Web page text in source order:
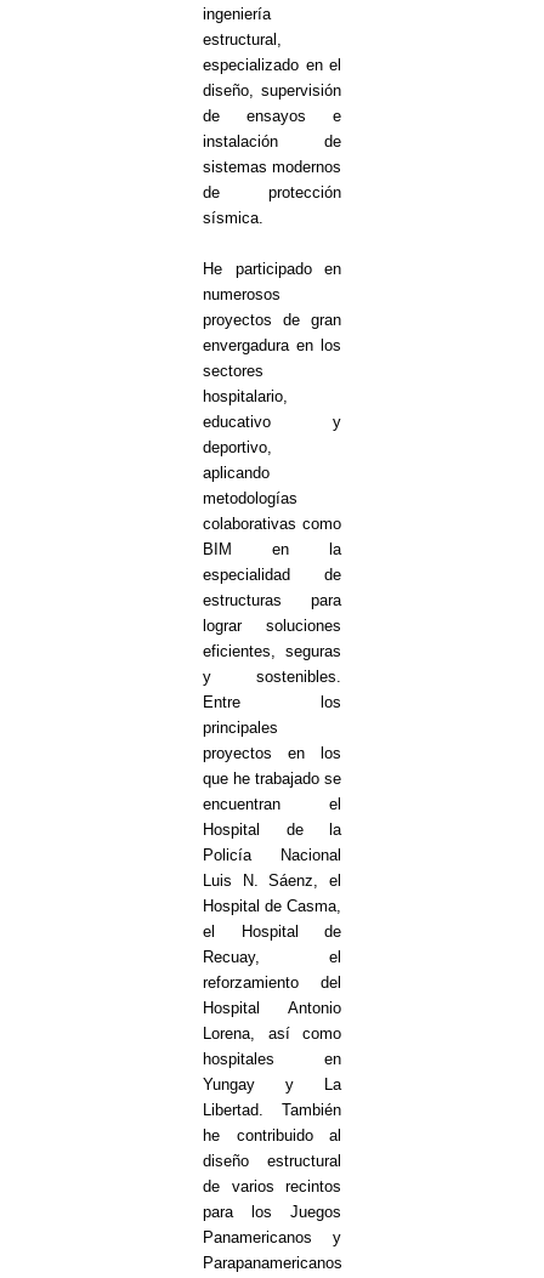
ingeniería
estructural,
especializado en el
diseño, supervisión
de ensayos e
instalación de
sistemas modernos
de protección
sísmica.
He participado en
numerosos
proyectos de gran
envergadura en los
sectores
hospitalario,
educativo y
deportivo,
aplicando
metodologías
colaborativas como
BIM en la
especialidad de
estructuras para
lograr soluciones
eficientes, seguras
y sostenibles.
Entre los
principales
proyectos en los
que he trabajado se
encuentran el
Hospital de la
Policía Nacional
Luis N. Sáenz, el
Hospital de Casma,
el Hospital de
Recuay, el
reforzamiento del
Hospital Antonio
Lorena, así como
hospitales en
Yungay y La
Libertad. También
he contribuido al
diseño estructural
de varios recintos
para los Juegos
Panamericanos y
Parapanamericanos